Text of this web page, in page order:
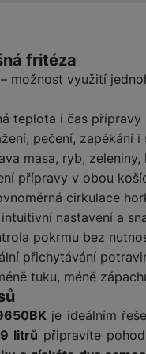
fritéza
možnost využití
teplota i čas
pečení, zapékání
masa, ryb,
přípravy v obou
cirkulace
nastavení a
pokrmu bez
přichytávání
tuku, méně
je ideálním
litrů připravíte